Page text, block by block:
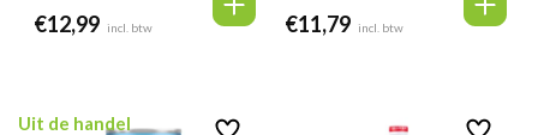
€12,99 incl. btw €11,79 incl. btw
Uit de handel